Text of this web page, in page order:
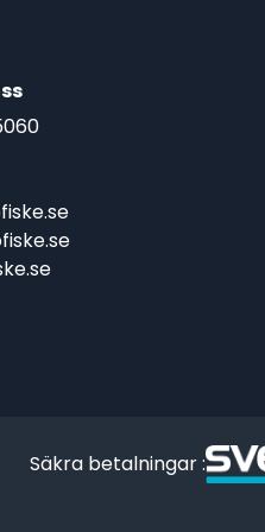
Säkra betalningar :